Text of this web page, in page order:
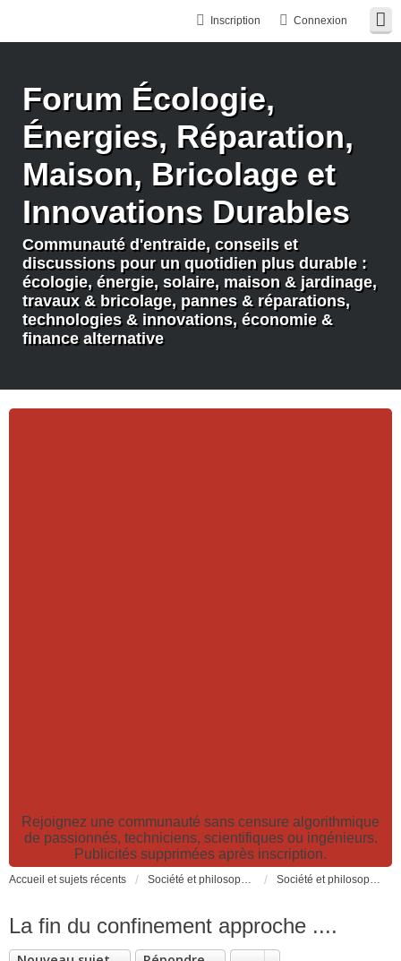
Connexion
Inscription
Forum Écologie,
Énergies, Réparation,
Maison, Bricolage et
Innovations Durables
Communauté d'entraide, conseils et
discussions pour un quotidien plus durable :
écologie, énergie, solaire, maison & jardinage,
travaux & bricolage, pannes & réparations,
technologies & innovations, économie &
finance alternative
Rejoignez une communauté sans censure algorithmique
de passionnés, techniciens, scientifiques ou ingénieurs.
Publicités supprimées après inscription.
Accueil et sujets récents Société et philosophie. Sciences et technologies. Santé et prévention. Société et philosophie
La fin du confinement approche ....